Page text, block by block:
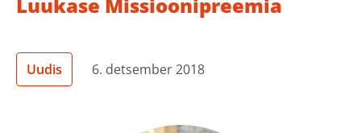
Abivajajale
Uudis 6. detsember 2018